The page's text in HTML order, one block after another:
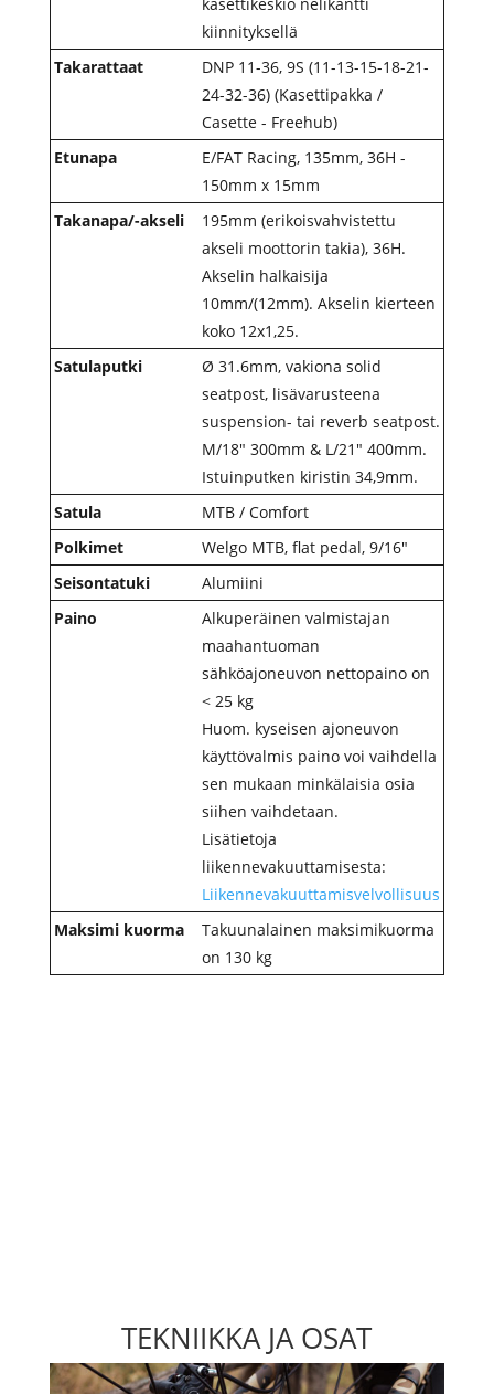
kiinnityksellä
Takarattaat
DNP 11-36, 9S (11-13-15-18-21-
24-32-36) (Kasettipakka /
Casette - Freehub)
Etunapa
E/FAT Racing, 135mm, 36H -
150mm x 15mm
Takanapa/-akseli
195mm (erikoisvahvistettu
akseli moottorin takia), 36H.
Akselin halkaisija
10mm/(12mm). Akselin kierteen
koko 12x1,25.
Satulaputki
Ø 31.6mm, vakiona solid
seatpost, lisävarusteena
suspension- tai reverb seatpost.
M/18" 300mm & L/21" 400mm.
Istuinputken kiristin 34,9mm.
Satula
MTB / Comfort
Polkimet
Welgo MTB, flat pedal, 9/16″
Seisontatuki
Alumiini
Paino
Alkuperäinen valmistajan
maahantuoman
sähköajoneuvon nettopaino on
< 25 kg
Huom. kyseisen ajoneuvon
käyttövalmis paino voi vaihdella
sen mukaan minkälaisia osia
siihen vaihdetaan.
Lisätietoja
liikennevakuuttamisesta:
Liikennevakuuttamisvelvollisuus
Maksimi kuorma
Takuunalainen maksimikuorma
on 130 kg
TEKNIIKKA JA OSAT